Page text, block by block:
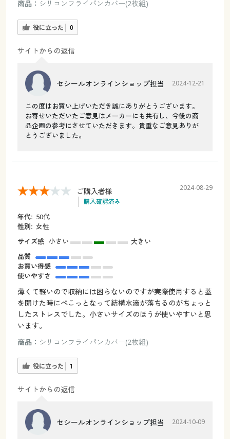
商品： シリコンフライパンカバー(2枚組)
役に立った 0
サイトからの返信
セシールオンラインショップ担当 2024-12-21
この度はお買い上げいただき誠にありがとうございます。
お寄せいただいたご意見はメーカーにも共有し、今後の商
品企画の参考にさせていただきます。貴重なご意見ありが
とうございました。
ご購入者様
購入確認済み
2024-08-29
年代: 50代
性別: 女性
サイズ感 小さい
大きい
品質
お買い得感
使いやすさ
薄くて軽いので収納には困らないのですが実際使用すると蓋
を開けた時にぺこっとなって結構水滴が落ちるのがちょっと
したストレスでした。小さいサイズのほうが使いやすいと思
います。
商品： シリコンフライパンカバー(2枚組)
役に立った 1
サイトからの返信
セシールオンラインショップ担当 2024-10-09